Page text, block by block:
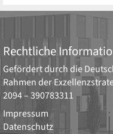
Rechtliche
Gefördert durch die
Rahmen der
2094 – 390783311
Impressum
Datenschutz